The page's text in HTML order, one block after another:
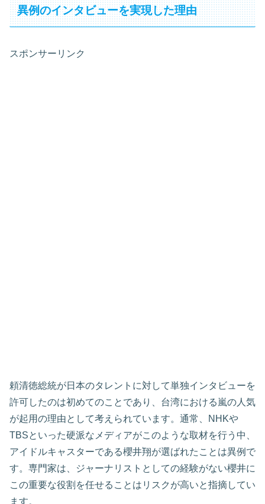
異例のインタビューを実現した理由
スポンサーリンク
頼清徳総統が日本のタレントに対して単独インタビューを
許可したのは初めてのことであり、台湾における嵐の人気
が起用の理由として考えられています。通常、NHKや
TBSといった硬派なメディアがこのような取材を行う中、
アイドルキャスターである櫻井翔が選ばれたことは異例で
す。専門家は、ジャーナリストとしての経験がない櫻井に
この重要な役割を任せることはリスクが高いと指摘してい
ます。